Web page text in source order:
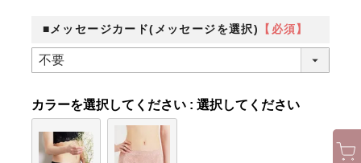
■メッセージカード(メッセージを選択) 【必須】
カラー 選択してください